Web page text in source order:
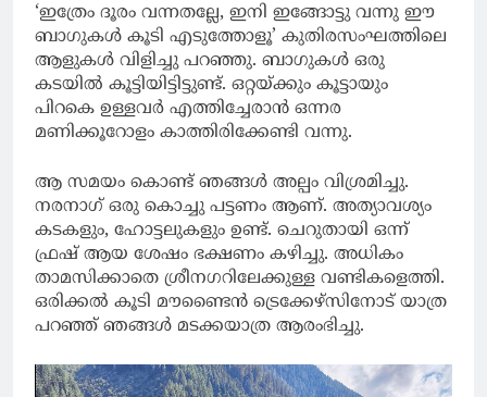
‘ഇത്രേം ദൂരം വന്നതല്ലേ, ഇനി ഇങ്ങോട്ടു വന്നു ഈ
ബാഗുകൾ കൂടി എടുത്തോളൂ’ കുതിരസംഘത്തിലെ
ആളുകൾ വിളിച്ചു പറഞ്ഞു. ബാഗുകൾ ഒരു
കടയിൽ കൂട്ടിയിട്ടിട്ടുണ്ട്. ഒറ്റയ്ക്കും കൂട്ടായും
പിറകെ ഉള്ളവർ എത്തിച്ചേരാൻ ഒന്നര
മണിക്കൂറോളം കാത്തിരിക്കേണ്ടി വന്നു.
ആ സമയം കൊണ്ട് ഞങ്ങൾ അല്പം വിശ്രമിച്ചു.
നരനാഗ് ഒരു കൊച്ചു പട്ടണം ആണ്. അത്യാവശ്യം
കടകളും, ഹോട്ടലുകളും ഉണ്ട്. ചെറുതായി ഒന്ന്
ഫ്രഷ് ആയ ശേഷം ഭക്ഷണം കഴിച്ചു. അധികം
താമസിക്കാതെ ശ്രീനഗറിലേക്കുള്ള വണ്ടികളെത്തി.
ഒരിക്കൽ കൂടി മൗണ്ടൈൻ ട്രെക്കേഴ്സിനോട് യാത്ര
പറഞ്ഞ് ഞങ്ങൾ മടക്കയാത്ര ആരംഭിച്ചു.